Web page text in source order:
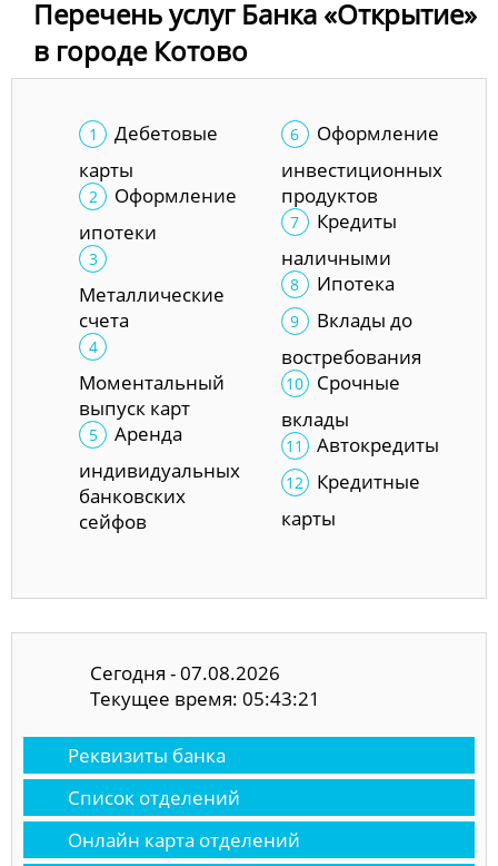
Перечень услуг Банка «Открытие»
в городе Котово
Дебетовые
карты
Оформление
ипотеки
Металлические
счета
Моментальный
выпуск карт
Аренда
индивидуальных
банковских
сейфов
Оформление
инвестиционных
продуктов
Кредиты
наличными
Ипотека
Вклады до
востребования
Срочные
вклады
Автокредиты
Кредитные
карты
Сегодня - 07.08.2026
Текущее время: 05:43:22
Реквизиты банка
Список отделений
Онлайн карта отделений